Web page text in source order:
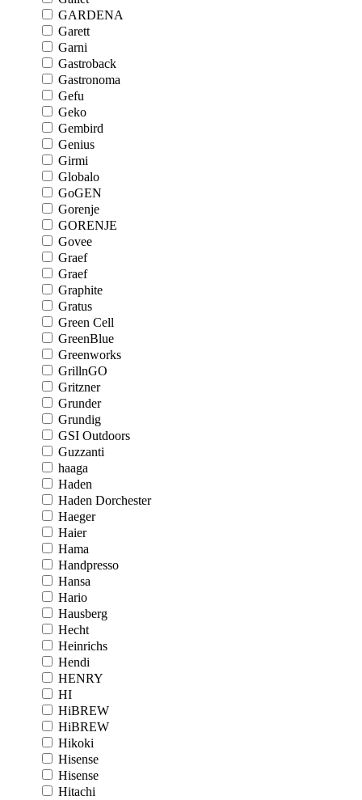
GARDENA
Garett
Garni
Gastroback
Gastronoma
Gefu
Geko
Gembird
Genius
Girmi
Globalo
GoGEN
Gorenje
GORENJE
Govee
Graef
Graef
Graphite
Gratus
Green Cell
GreenBlue
Greenworks
GrillnGO
Gritzner
Grunder
Grundig
GSI Outdoors
Guzzanti
haaga
Haden
Haden Dorchester
Haeger
Haier
Hama
Handpresso
Hansa
Hario
Hausberg
Hecht
Heinrichs
Hendi
HENRY
HI
HiBREW
HiBREW
Hikoki
Hisense
Hisense
Hitachi